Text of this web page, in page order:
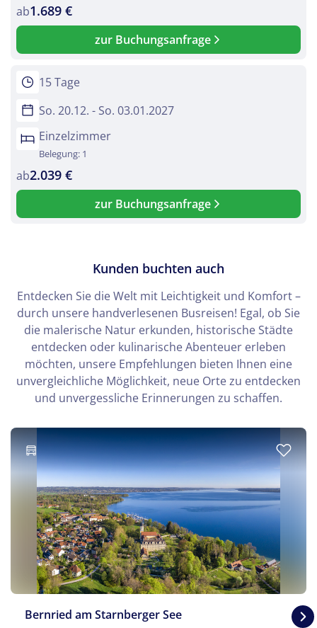
ab1.689 €
zur Buchungsanfrage
15 Tage
So. 20.12. - So. 03.01.2027
Einzelzimmer
Belegung: 1
ab2.039 €
zur Buchungsanfrage
Kunden buchten auch
Entdecken Sie die Welt mit Leichtigkeit und Komfort –
durch unsere handverlesenen Busreisen! Egal, ob Sie
die malerische Natur erkunden, historische Städte
entdecken oder kulinarische Abenteuer erleben
möchten, unsere Empfehlungen bieten Ihnen eine
unvergleichliche Möglichkeit, neue Orte zu entdecken
und unvergessliche Erinnerungen zu schaffen.
Bernried am Starnberger See